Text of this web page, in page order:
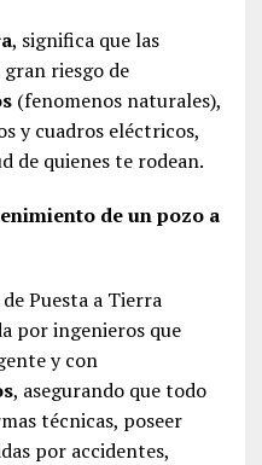
, significa que las
riesgo de
(fenomenos naturales),
y cuadros eléctricos,
de quienes te rodean.
de un pozo a
Puesta a Tierra
por ingenieros que
y con
, asegurando que todo
técnicas, poseer
por accidentes,